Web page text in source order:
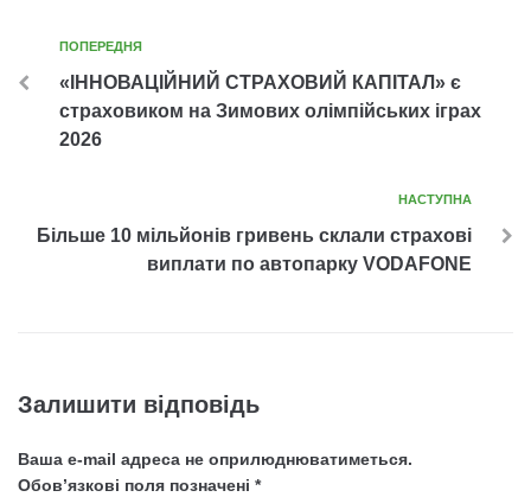
ПОПЕРЕДНЯ
«ІННОВАЦІЙНИЙ СТРАХОВИЙ КАПІТАЛ» є
страховиком на Зимових олімпійських іграх
2026
НАСТУПНА
Більше 10 мільйонів гривень склали страхові
виплати по автопарку VODAFONE
Залишити відповідь
Ваша e-mail адреса не оприлюднюватиметься.
Обов’язкові поля позначені *